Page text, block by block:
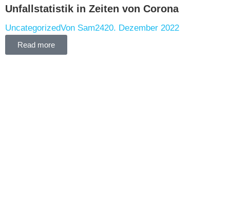
Unfallstatistik in Zeiten von Corona
UncategorizedVon Sam2420. Dezember 2022
Read more